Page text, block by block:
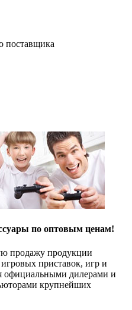
поставщика
по оптовым ценам!
продажу продукции
приставок, игр и
официальными дилерами и
крупнейших